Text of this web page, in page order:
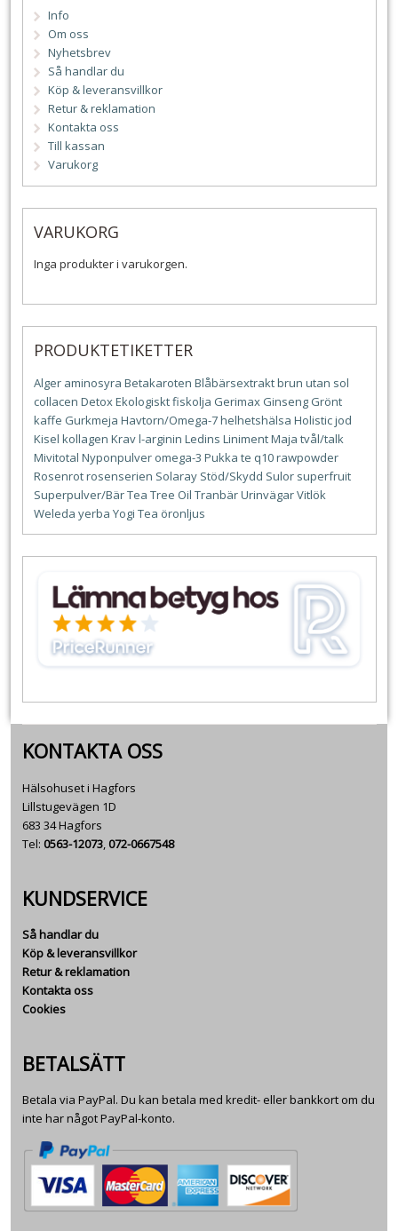
Info
Om oss
Nyhetsbrev
Så handlar du
Köp & leveransvillkor
Retur & reklamation
Kontakta oss
Till kassan
Varukorg
VARUKORG
Inga produkter i varukorgen.
PRODUKTETIKETTER
Alger aminosyra Betakaroten Blåbärsextraktbrun utan sol
collacen DetoxEkologisktfiskolja Gerimax Ginseng Grönt
kaffe Gurkmeja Havtorn/Omega-7helhetshälsa Holisticjod
Kisel kollagen Kravl-arginin Ledins LinimentMaja tvål/talk
Mivitotal Nyponpulver omega-3 Pukka te q10rawpowder
Rosenrotrosenserien Solaray Stöd/Skydd Sulor superfruit
Superpulver/BärTea Tree Oil TranbärUrinvägarVitlök
Weleda yerba Yogi Tea öronljus
KONTAKTA OSS
Hälsohuset i Hagfors
Lillstugevägen 1D
683 34 Hagfors
Tel: 0563-12073,072-0667548
KUNDSERVICE
Så handlar du
Köp & leveransvillkor
Retur & reklamation
Kontakta oss
Cookies
BETALSÄTT
Betala via PayPal. Du kan betala med kredit- eller bankkort om du
inte har något PayPal-konto.